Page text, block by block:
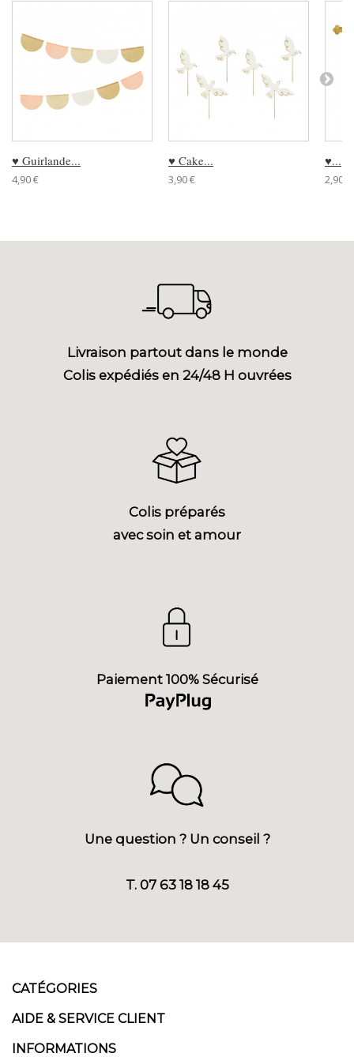
♥ Guirlande...
4,90 €
♥ Cake...
3,90 €
♥...
2,90 €
Livraison partout dans le monde
Colis expédiés en 24/48 H ouvrées
Colis préparés
avec soin et amour
Paiement 100% Sécurisé
Une question ? Un conseil ?
T. 07 63 18 18 45
CATÉGORIES
AIDE & SERVICE CLIENT
INFORMATIONS